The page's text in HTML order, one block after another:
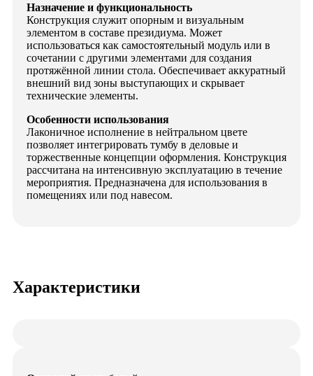
Назначение и функциональность
Конструкция служит опорным и визуальным
элементом в составе президиума. Может
использоваться как самостоятельный модуль или в
сочетании с другими элементами для создания
протяжённой линии стола. Обеспечивает аккуратный
внешний вид зоны выступающих и скрывает
технические элементы.
Особенности использования
Лаконичное исполнение в нейтральном цвете
позволяет интегрировать тумбу в деловые и
торжественные концепции оформления. Конструкция
рассчитана на интенсивную эксплуатацию в течение
мероприятия. Предназначена для использования в
помещениях или под навесом.
Характеристики